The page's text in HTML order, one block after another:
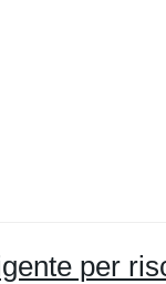
per